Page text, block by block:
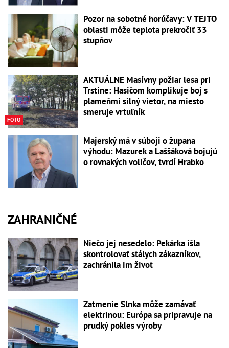
Pozor na sobotné horúčavy: V TEJTO
oblasti môže teplota prekročiť 33
stupňov
FOTO
AKTUÁLNE Masívny požiar lesa pri
Trstíne: Hasičom komplikuje boj s
plameňmi silný vietor, na miesto
smeruje vrtuľník
Majerský má v súboji o župana
výhodu: Mazurek a Laššáková bojujú
o rovnakých voličov, tvrdí Hrabko
ZAHRANIČNÉ
Niečo jej nesedelo: Pekárka išla
skontrolovať stálych zákazníkov,
zachránila im život
Zatmenie Slnka môže zamávať
elektrinou: Európa sa pripravuje na
prudký pokles výroby